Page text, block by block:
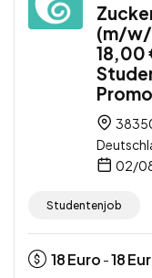
(m/w/
18,00
02/
Studentenjob
18Euro -18